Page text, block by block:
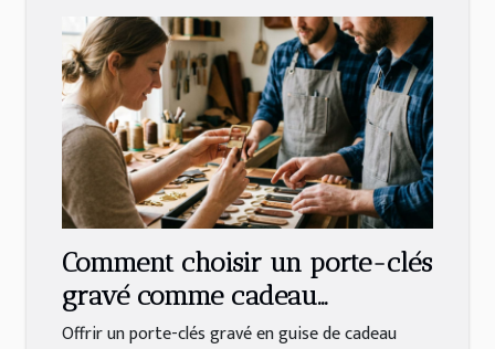
Comment choisir un porte-clés
gravé comme cadeau
personnalisé ?
Offrir un porte-clés gravé en guise de cadeau